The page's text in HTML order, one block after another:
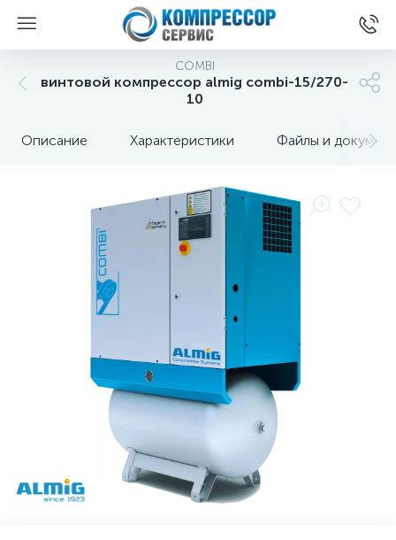
COMBI
винтовой компрессор almig combi-15/270-
10
Описание Характеристики Файлы и